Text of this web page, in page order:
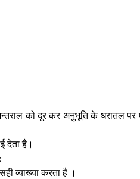
को दूर कर अनुभूति के धरातल
देता है।
व्याख्या करता है ।